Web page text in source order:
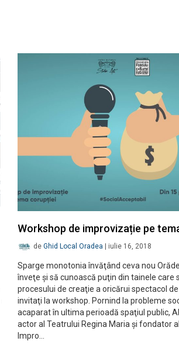
Workshop de improvizație pe
de Ghid Local Oradea iulie 16, 2018
Sparge monotonia învăţând ceva nou
înveţe şi să cunoască puţin din tainele care
procesului de creaţie a oricărui spectacol
invitaţi la workshop. Pornind la probleme
acaparat în ultima perioadă spaţiul public,
actor al Teatrului Regina Maria şi fondator
Impro…